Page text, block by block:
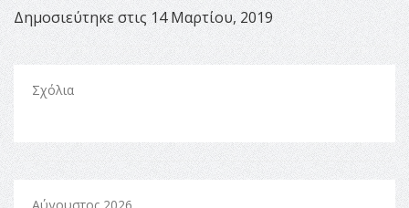
Δημοσιεύτηκε στις 14 Μαρτίου, 2019
Σχόλια
Αύγουστος 2026